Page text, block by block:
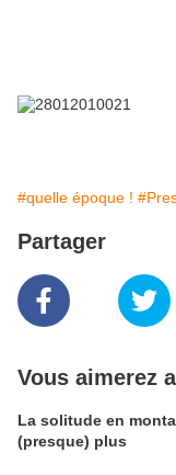
#quelle époque !
Partager
Vous aimerez
La solitude en
(presque) plus